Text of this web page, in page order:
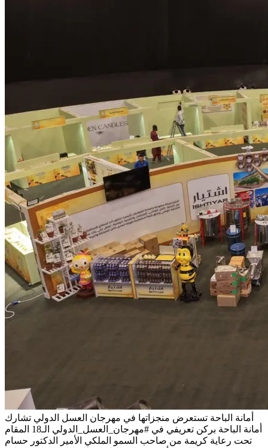
أمانة الباحة تستعرض منجزاتها في مهرجان العسل الدولي تشارك
أمانة الباحة بركن تعريفي في #مهرجان_العسل_الدولي الـ18 المقام
تحت رعاية كريمة من صاحب السمو الملكي الأمير الدكتور حسام